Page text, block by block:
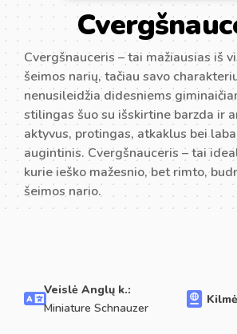
Cvergšnauceris – tai mažiausias iš
šeimos narių, tačiau savo
nenusileidžia didesniems
stilingas šuo su išskirtine barzda ir
aktyvus, protingas, atkaklus bei
augintinis. Cvergšnauceris – tai
kurie ieško mažesnio, bet rimto,
šeimos nario.
Veislė Anglų k.:
Miniature Schnauzer